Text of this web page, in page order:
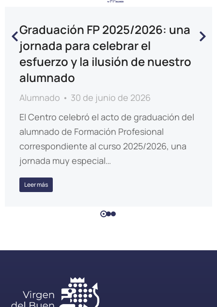
Graduación FP 2025/2026: una
jornada para celebrar el
esfuerzo y la ilusión de nuestro
alumnado
Alumnado
30 de junio de 2026
El Centro celebró el acto de graduación del
alumnado de Formación Profesional
correspondiente al curso 2025/2026, una
jornada muy especial…
Leer más